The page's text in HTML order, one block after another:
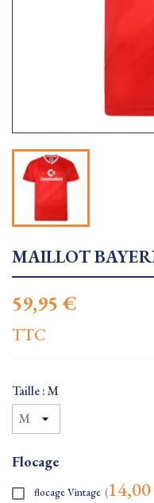
MAILLOT
59,95 €
TTC
Taille : M
Flocage
flocage Vintage (